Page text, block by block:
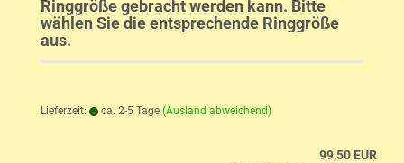
Ringgröße gebracht werden kann. Bitte
wählen Sie die entsprechende Ringgröße
aus.
Lieferzeit: ca. 2-5 Tage (Ausland abweichend)
99,50 EUR